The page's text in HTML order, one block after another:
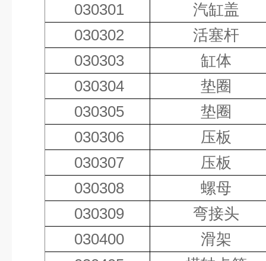
030301
汽缸盖
030302
活塞杆
030303
缸体
030304
垫圈
030305
垫圈
030306
压板
030307
压板
030308
螺母
030309
弯接头
030400
滑架